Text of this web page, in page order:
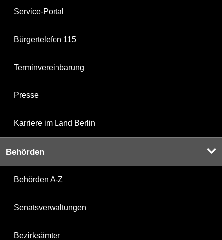
Service-Portal
Bürgertelefon 115
Terminvereinbarung
Presse
Karriere im Land Berlin
Behörden
Behörden A-Z
Senatsverwaltungen
Bezirksämter